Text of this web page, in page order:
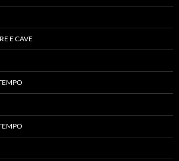
E CAVE